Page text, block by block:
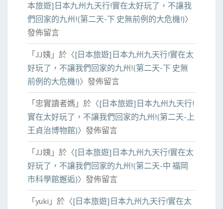
本旅遊]日本九州九天行!實在太好玩了，不讓我
們回家的九州!(第二天-下 史無前例的大危機!)〉
發佈留言
「 JJ姨 」於〈[日本旅遊]日本九州九天行!實在太
好玩了，不讓我們回家的九州!(第二天-下 史無
前例的大危機!)〉發佈留言
「 忠實讀者媽 」於〈[日本旅遊]日本九州九天行!
實在太好玩了，不讓我們回家的九州!(第二天-上
王貞治博物館)〉發佈留言
「 JJ姨 」於〈[日本旅遊]日本九州九天行!實在太
好玩了，不讓我們回家的九州!(第二天-中 福岡
市科學館邂逅)〉發佈留言
「 yuki 」於〈[日本旅遊]日本九州九天行!實在太